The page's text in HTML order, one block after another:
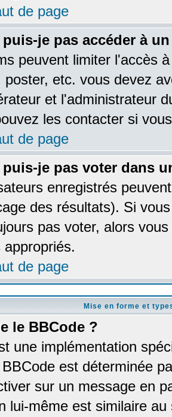
de page
je pas accéder à
peuvent limiter l'accès
poster, etc. vous devez
et l'administrateur
les contacter si
de page
je pas voter dans
enregistrés
des résultats). Si
pas voter, alors
de page
Mise en forme et
le BBCode ?
une implémentation
est déterminée
sur un message en
lui-même est similaire